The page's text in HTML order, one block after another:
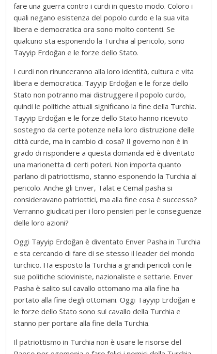
fare una guerra contro i curdi in questo modo. Coloro i
quali negano esistenza del popolo curdo e la sua vita
libera e democratica ora sono molto contenti. Se
qualcuno sta esponendo la Turchia al pericolo, sono
Tayyip Erdoğan e le forze dello Stato.
I curdi non rinunceranno alla loro identità, cultura e vita
libera e democratica. Tayyip Erdoğan e le forze dello
Stato non potranno mai distruggere il popolo curdo,
quindi le politiche attuali significano la fine della Turchia.
Tayyip Erdoğan e le forze dello Stato hanno ricevuto
sostegno da certe potenze nella loro distruzione delle
città curde, ma in cambio di cosa? Il governo non è in
grado di rispondere a questa domanda ed è diventato
una marionetta di certi poteri. Non importa quanto
parlano di patriottismo, stanno esponendo la Turchia al
pericolo. Anche gli Enver, Talat e Cemal pasha si
consideravano patriottici, ma alla fine cosa è successo?
Verranno giudicati per i loro pensieri per le conseguenze
delle loro azioni?
Oggi Tayyip Erdoğan è diventato Enver Pasha in Turchia
e sta cercando di fare di se stesso il leader del mondo
turchico. Ha esposto la Turchia a grandi pericoli con le
sue politiche scioviniste, nazionaliste e settarie. Enver
Pasha è salito sul cavallo ottomano ma alla fine ha
portato alla fine degli ottomani. Oggi Tayyip Erdoğan e
le forze dello Stato sono sul cavallo della Turchia e
stanno per portare alla fine della Turchia.
Il patriottismo in Turchia non è usare le risorse del